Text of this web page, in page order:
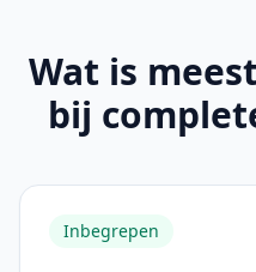
Wat is
bij
Inbegrepen